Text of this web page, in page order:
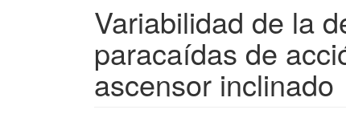
Variabilidad de la
paracaídas de
ascensor inclinado